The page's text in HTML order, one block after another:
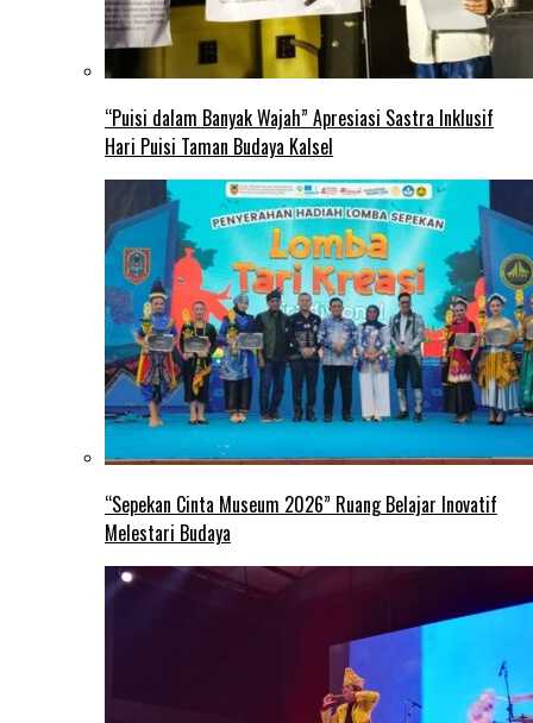
“Puisi dalam Banyak Wajah” Apresiasi Sastra Inklusif
Hari Puisi Taman Budaya Kalsel
“Sepekan Cinta Museum 2026” Ruang Belajar Inovatif
Melestari Budaya